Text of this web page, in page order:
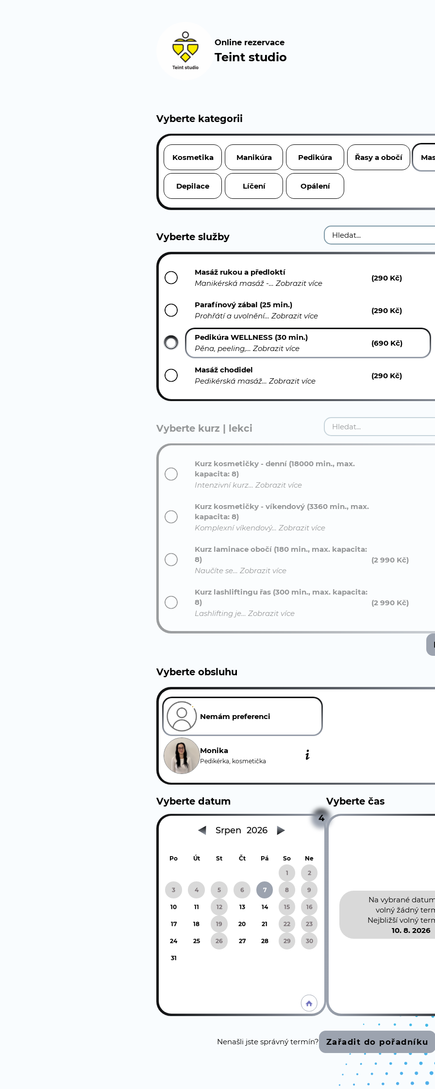
Online rezervace
Teint studio
Vyberte kategorii
Kosmetika Manikúra Pedikúra Řasy a obočí
Depilace Líčení Opálení
Vyberte služby
Masáž rukou a předloktí
(290 Kč)
Manikérská masáž -… Zobrazit více
Parafínový zábal (25 min.)
(290 Kč)
Prohřátí a uvolnění… Zobrazit více
Pedikúra WELLNESS (30 min.)
(690 Kč)
Pěna, peeling,… Zobrazit více
Masáž chodidel
(290 Kč)
Pedikérská masáž… Zobrazit více
Vyberte kurz | lekci
Kurz kosmetičky - denní (18000 min., max.
kapacita: 8)
Intenzivní kurz… Zobrazit více
Kurz kosmetičky - víkendový (3360 min., max.
kapacita: 8)
Komplexní víkendový… Zobrazit více
Kurz laminace obočí (180 min., max. kapacita:
8)
(2 990 Kč)
Naučíte se… Zobrazit více
Kurz lashliftingu řas (300 min., max. kapacita:
8)
(2 990 Kč)
Lashlifting je… Zobrazit více
Vyberte obsluhu
Nemám preferenci
Monika
Pedikérka, kosmetička
Vyberte datum
4
Srpen 2026
Po Út St Čt Pá So
Ne
1 2
3 4 5 6 7 8 9
10 11 12 13 14 15 16
17 18 19 20 21 22 23
24 25 26 27 28 29 30
31
Vyberte čas
Na vybrané
volný žádný
Nejbližší volný
10. 8. 2026
Nenašli jste správný termín? Zařadit do pořadníku